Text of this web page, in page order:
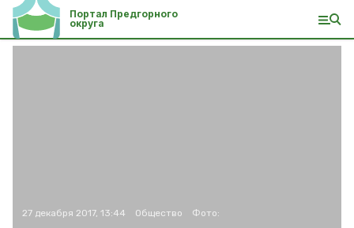
Портал Предгорного
округа
27 декабря 2017, 13:44 Общество Фото: